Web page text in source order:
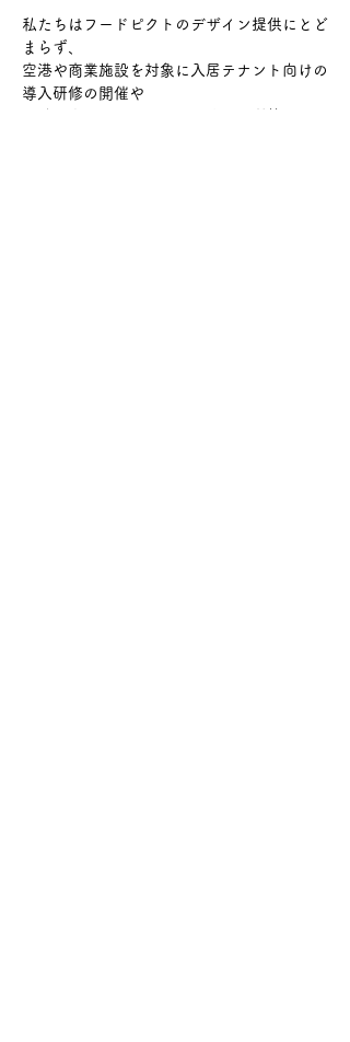
私たちはフードピクトのデザイン提供にとど
まらず、
空港や商業施設を対象に入居テナント向けの
導入研修の開催や